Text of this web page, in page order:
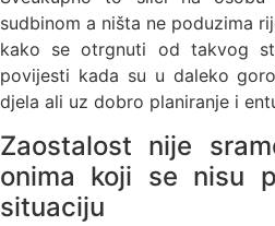
sudbinom a ništa ne poduzima
kako se otrgnuti od takvog
povijesti kada su u daleko
djela ali uz dobro planiranje i
Zaostalost nije
onima koji se nisu
situaciju